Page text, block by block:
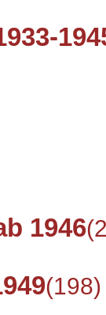
1946
(198)